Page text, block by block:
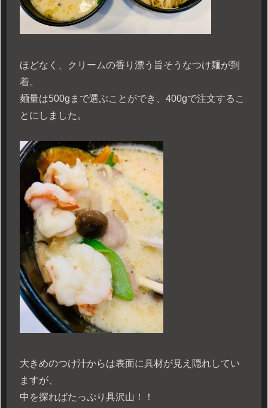
ほどなく、クリームの香り漂う旨そうなつけ麺が到
着。
麺量は500gまで選ぶことができ、400gで注文するこ
とにしました。
大きめのつけ汁からは表面に具材が見え隠れしてい
ますが、
中を探ればたっぷり具沢山！！